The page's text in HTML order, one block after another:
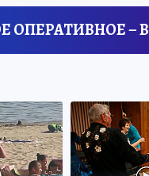
ОПЕРАТИВНОЕ –